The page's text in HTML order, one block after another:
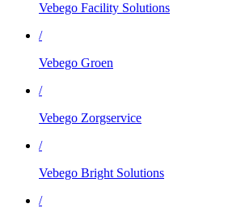
Vebego Facility Solutions
/
Vebego Groen
/
Vebego Zorgservice
/
Vebego Bright Solutions
/